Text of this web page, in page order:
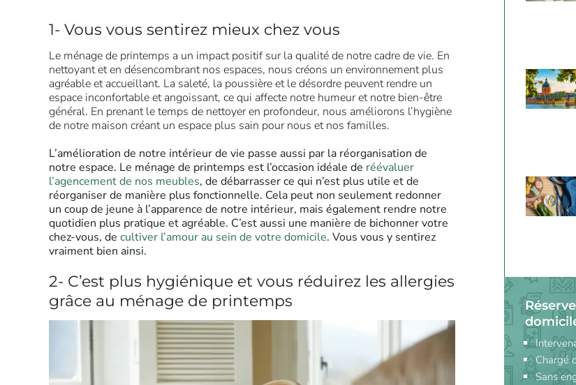
1- Vous vous sentirez mieux chez vous
Le ménage de printemps a un impact positif sur la qualité de notre cadre de vie. En
nettoyant et en désencombrant nos espaces, nous créons un environnement plus
agréable et accueillant. La saleté, la poussière et le désordre peuvent rendre un
espace inconfortable et angoissant, ce qui affecte notre humeur et notre bien-être
général. En prenant le temps de nettoyer en profondeur, nous améliorons l’hygiène
de notre maison créant un espace plus sain pour nous et nos familles.
L’amélioration de notre intérieur de vie passe aussi par la réorganisation de
notre espace. Le ménage de printemps est l’occasion idéale de réévaluer
l’agencement de nos meubles, de débarrasser ce qui n’est plus utile et de
réorganiser de manière plus fonctionnelle. Cela peut non seulement redonner
un coup de jeune à l’apparence de notre intérieur, mais également rendre notre
quotidien plus pratique et agréable. C’est aussi une manière de bichonner votre
chez-vous, de cultiver l’amour au sein de votre domicile. Vous vous y sentirez
vraiment bien ainsi.
2- C’est plus hygiénique et vous réduirez les allergies
grâce au ménage de printemps
Chargé
Sans